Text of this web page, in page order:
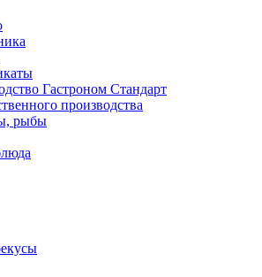
Гастроном Стандарт
производства
рыбы